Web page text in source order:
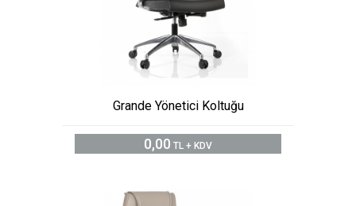
Grande Yönetici Koltuğu
0,00 TL + KDV